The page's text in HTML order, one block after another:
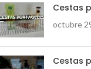
Cestas
octubre
Cestas